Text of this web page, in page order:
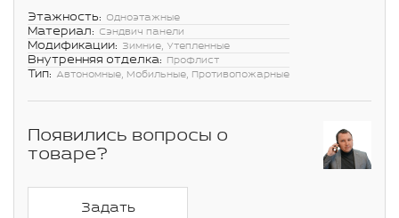
Этажность: Одноэтажные
Материал: Сэндвич панели
Модификации: Зимние, Утепленные
Внутренняя отделка: Профлист
Тип: Автономные, Мобильные, Противопожарные
Появились вопросы о
товаре?
Задать